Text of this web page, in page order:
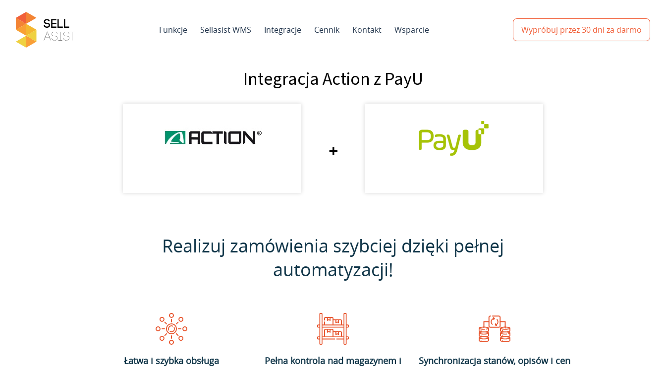
Funkcje Sellasist WMS Integracje Cennik Kontakt Wsparcie Wypróbuj przez 30 dni za darmo
Integracja Action z PayU
+
Realizuj zamówienia szybciej dzięki pełnej
automatyzacji!
Łatwa i szybka obsługa
Pełna kontrola nad magazynem i
Synchronizacja stanów, opisów i cen